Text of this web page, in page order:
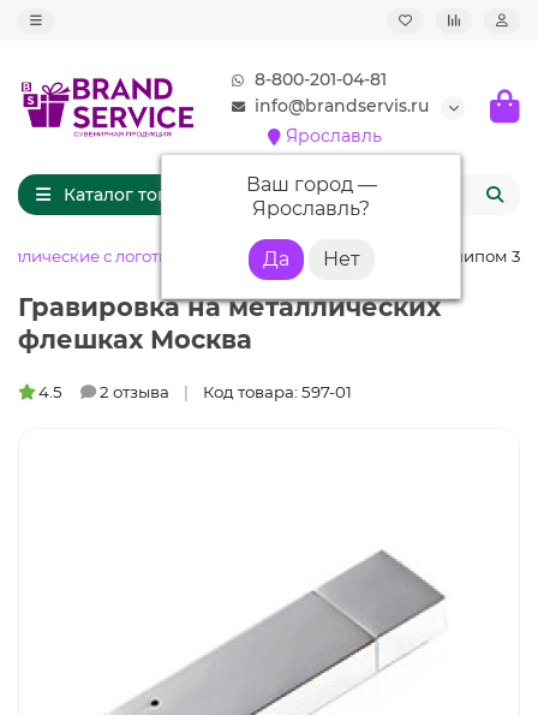
8-800-201-04-81
info@brandservis.ru
Ярославль
Ваш город —
Ярославль?
Каталог товаров
с логотипом Флешка ME001 (серебро) с чипом 32
Гравировка на металлических
флешках Москва
4.5 2 отзыва Код товара: 597-01